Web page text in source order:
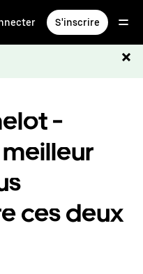
S'inscrire
-
ces deux